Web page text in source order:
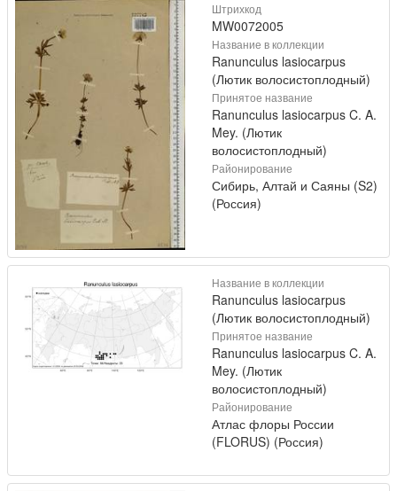
Штрихкод
MW0072005
Название в коллекции
Ranunculus lasiocarpus
(Лютик волосистоплодный)
Принятое название
Ranunculus lasiocarpus C. A.
Mey. (Лютик
волосистоплодный)
Районирование
Сибирь, Алтай и Саяны (S2)
(Россия)
Название в коллекции
Ranunculus lasiocarpus
(Лютик волосистоплодный)
Принятое название
Ranunculus lasiocarpus C. A.
Mey. (Лютик
волосистоплодный)
Районирование
Атлас флоры России
(FLORUS) (Россия)